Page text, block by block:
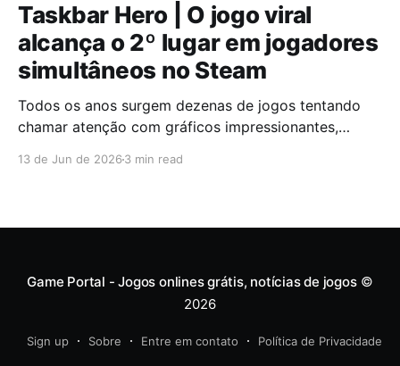
Taskbar Hero | O jogo viral
alcança o 2º lugar em jogadores
simultâneos no Steam
Todos os anos surgem dezenas de jogos tentando
chamar atenção com gráficos impressionantes,
13 de Jun de 2026 3 min read
Game Portal - Jogos onlines grátis, notícias de jogos©
2026
Sign up Sobre Entre em contato Política de Privacidade